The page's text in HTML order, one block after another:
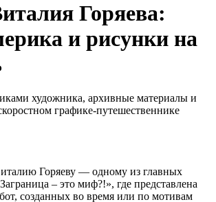
Горяева:
и рисунки на
художника, архивные материалы и
графике-путешественнике
Горяеву — одному из главных
– это миф?!», где представлена
созданных во время или по мотивам